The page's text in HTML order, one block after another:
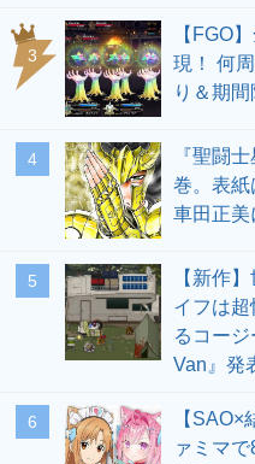
3
【FGO
現！ 何
り＆期
4
『聖闘
巻。表紙
車田正美
5
【新作
イフは
るコー
Van』発
6
【
ァミマ